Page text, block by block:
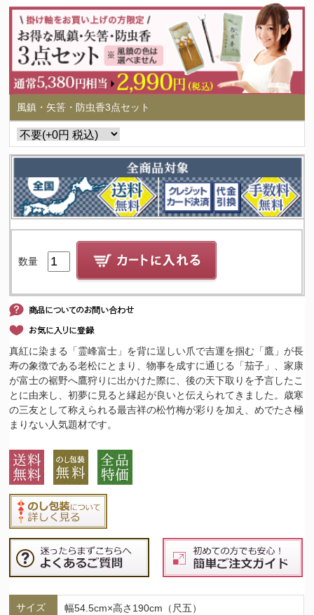
風鎮・矢筈・防虫香3点セット
数量
真紅に染まる「霊峰富士」を背に逞しい爪で吉運を掴む「鷹」が長
寿の象徴である老松にとまり、物事を成すに通じる「茄子」、家康
が富士の裾野へ鷹狩りに出かけた際に、後の天下取りを予言したこ
とに由来し、初夢に見ると縁起が良いと伝えられてきました。歳寒
の三友として称えられる最吉祥の松竹梅が彩りを加え、めでたさ極
まりない人気題材です。
サイズ 幅54.5cm×高さ190cm（尺五）